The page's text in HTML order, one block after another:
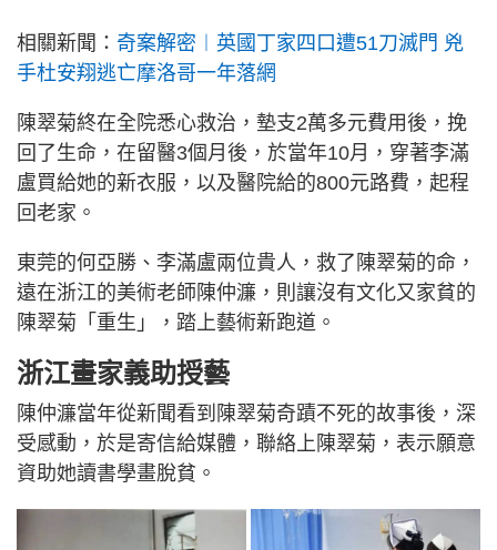
相關新聞： 奇案解密︱英國丁家四口遭51刀滅門 兇
手杜安翔逃亡摩洛哥一年落網
陳翠菊終在全院悉心救治，墊支2萬多元費用後，挽
回了生命，在留醫3個月後，於當年10月，穿著李滿
盧買給她的新衣服，以及醫院給的800元路費，起程
回老家。
東莞的何亞勝、李滿盧兩位貴人，救了陳翠菊的命，
遠在浙江的美術老師陳仲濂，則讓沒有文化又家貧的
陳翠菊「重生」，踏上藝術新跑道。
浙江畫家義助授藝
陳仲濂當年從新聞看到陳翠菊奇蹟不死的故事後，深
受感動，於是寄信給媒體，聯絡上陳翠菊，表示願意
資助她讀書學畫脫貧。